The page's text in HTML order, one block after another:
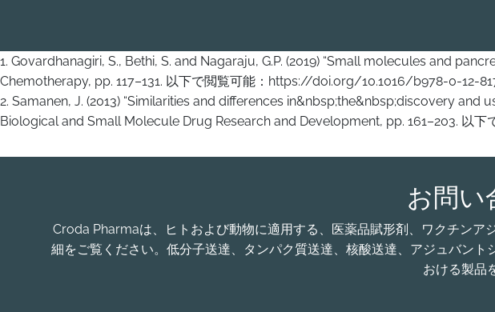
1. Govardhanagiri, S., Bethi, S. and Nagaraju, G.P. (2019) “Small molecules and
Chemotherapy, pp. 117–131. 以下で閲覧可能：https://doi.org/10.1016/b978-0-12-
2. Samanen, J. (2013) “Similarities and differences in&nbsp;the&nbsp;discovery
Biological and Small Molecule Drug Research and Development, pp. 161–203. 以
お問い
Croda Pharmaは、ヒトおよび動物に適用する、医薬品賦形剤、ワクチン
細をご覧ください。低分子送達、タンパク質送達、核酸送達、アジュバン
おける製品